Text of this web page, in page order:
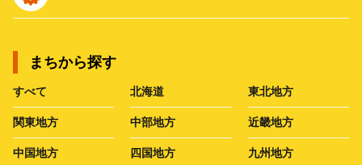
まちから探す
すべて 北海道 東北地方
関東地方 中部地方 近畿地方
中国地方 四国地方 九州地方